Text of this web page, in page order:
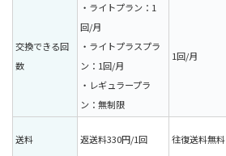
交換できる回
数
・ライトプラン：1
回/月
・ライトプラスプラ
ン：1回/月
・レギュラープラ
ン：無制限
1回/月
送料 返送料330円/1回 往復送料無料